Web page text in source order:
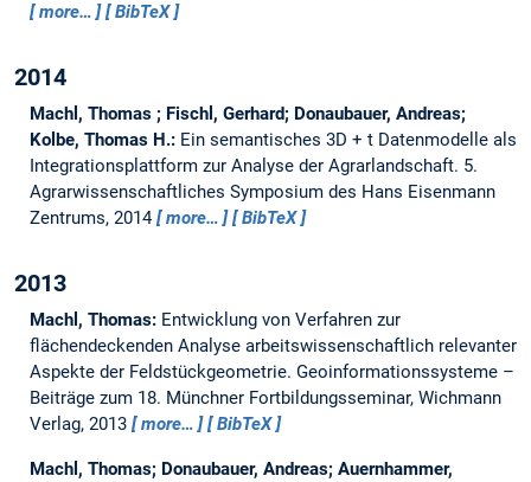
more…
BibTeX
2014
Machl, Thomas ; Fischl, Gerhard; Donaubauer, Andreas;
Kolbe, Thomas H.: Ein semantisches 3D + t Datenmodelle als
Integrationsplattform zur Analyse der Agrarlandschaft. 5.
Agrarwissenschaftliches Symposium des Hans Eisenmann
Zentrums, 2014
more… BibTeX
2013
Machl, Thomas: Entwicklung von Verfahren zur
flächendeckenden Analyse arbeitswissenschaftlich relevanter
Aspekte der Feldstückgeometrie. Geoinformationssysteme –
Beiträge zum 18. Münchner Fortbildungsseminar, Wichmann
Verlag, 2013
more… BibTeX
Machl, Thomas; Donaubauer, Andreas; Auernhammer,